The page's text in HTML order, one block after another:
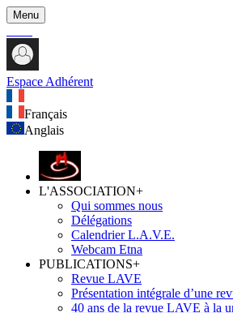
Menu
Espace Adhérent
Français
Anglais
L'ASSOCIATION+
Qui sommes nous
Délégations
Calendrier L.A.V.E.
Webcam Etna
PUBLICATIONS+
Revue LAVE
Présentation intégrale d’une
40 ans de la revue LAVE à la